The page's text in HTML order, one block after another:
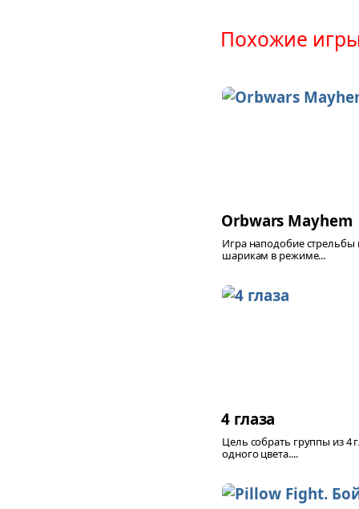
Похожие
Orbwars Mayhem
Игра наподобие стрельбы
шарикам в режиме...
4 глаза
Цель собрать группы из 4
одного цвета....